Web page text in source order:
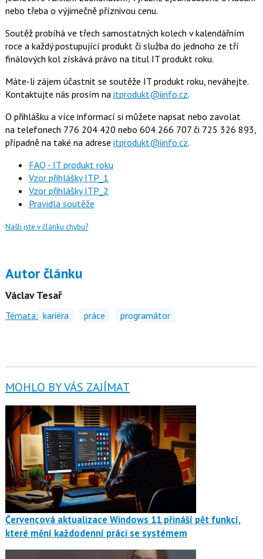
nebo třeba o výjimečně příznivou cenu.
Soutěž probíhá ve třech samostatných kolech v kalendářním
roce a každý postupující produkt či služba do jednoho ze tří
finálových kol získává právo na titul IT produkt roku.
Máte-li zájem účastnit se soutěže IT produkt roku, neváhejte.
Kontaktujte nás prosím na itprodukt@iinfo.cz.
O přihlášku a více informací si můžete napsat nebo zavolat
na telefonech 776 204 420 nebo 604 266 707 či 725 326 893,
případně na také na adrese itprodukt@iinfo.cz.
FAQ - IT produkt roku
Vzor přihlášky ITP_1
Vzor přihlášky ITP_2
Pravidla soutěže
Našli jste v článku chybu?
Autor článku
Václav Tesař
Témata: kariéra práce programátor
MOHLO BY VÁS ZAJÍMAT
Červencová aktualizace Windows 11 přináší pět funkcí,
které mění každodenní práci se systémem